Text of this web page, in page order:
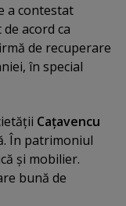
a contestat
acord ca
de recuperare
în special
Caţavencu
În patrimoniul
şi mobilier.
bună de